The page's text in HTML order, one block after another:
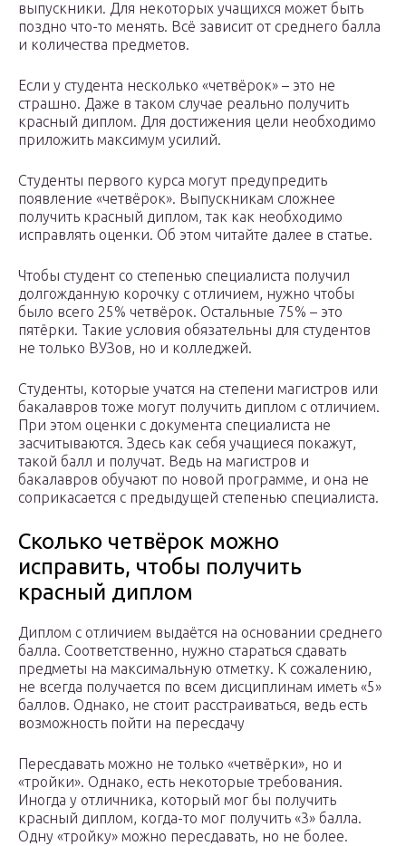
выпускники. Для некоторых учащихся может быть
поздно что-то менять. Всё зависит от среднего балла
и количества предметов.
Если у студента несколько «четвёрок» – это не
страшно. Даже в таком случае реально получить
красный диплом. Для достижения цели необходимо
приложить максимум усилий.
Студенты первого курса могут предупредить
появление «четвёрок». Выпускникам сложнее
получить красный диплом, так как необходимо
исправлять оценки. Об этом читайте далее в статье.
Чтобы студент со степенью специалиста получил
долгожданную корочку с отличием, нужно чтобы
было всего 25% четвёрок. Остальные 75% – это
пятёрки. Такие условия обязательны для студентов
не только ВУЗов, но и колледжей.
Студенты, которые учатся на степени магистров или
бакалавров тоже могут получить диплом с отличием.
При этом оценки с документа специалиста не
засчитываются. Здесь как себя учащиеся покажут,
такой балл и получат. Ведь на магистров и
бакалавров обучают по новой программе, и она не
соприкасается с предыдущей степенью специалиста.
Сколько четвёрок можно
исправить, чтобы получить
красный диплом
Диплом с отличием выдаётся на основании среднего
балла. Соответственно, нужно стараться сдавать
предметы на максимальную отметку. К сожалению,
не всегда получается по всем дисциплинам иметь «5»
баллов. Однако, не стоит расстраиваться, ведь есть
возможность пойти на пересдачу
Пересдавать можно не только «четвёрки», но и
«тройки». Однако, есть некоторые требования.
Иногда у отличника, который мог бы получить
красный диплом, когда-то мог получить «3» балла.
Одну «тройку» можно пересдавать, но не более.